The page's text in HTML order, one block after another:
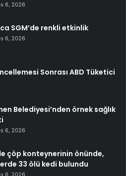
6, 2026
SGM’de renkli etkinlik
6, 2026
Sonrası ABD Tüketici
Belediyesi’nden örnek sağlık
6, 2026
çöp konteynerinin önünde,
33 ölü kedi bulundu
6, 2026